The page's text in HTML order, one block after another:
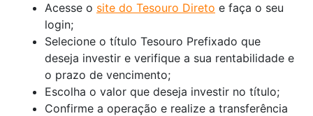
Acesse o site do Tesouro Direto e faça o seu
login;
Selecione o título Tesouro Prefixado que
deseja investir e verifique a sua rentabilidade e
o prazo de vencimento;
Escolha o valor que deseja investir no título;
Confirme a operação e realize a transferência